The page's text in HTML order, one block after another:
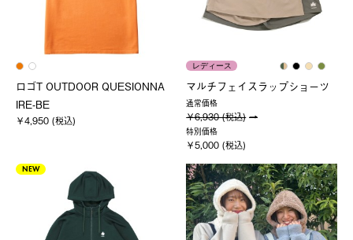
ロゴT OUTDOOR QUESIONNA
IRE-BE
￥4,950 (税込)
レディース
マルチフェイスラップショーツ
通常価格
￥6,930 (税込)
特別価格
￥5,000 (税込)
NEW